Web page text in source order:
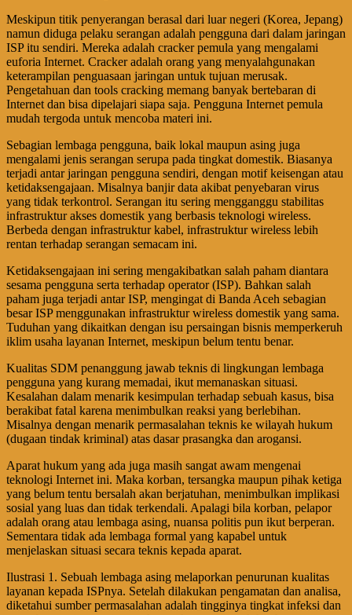
Meskipun titik penyerangan berasal dari luar negeri (Korea, Jepang)
namun diduga pelaku serangan adalah pengguna dari dalam jaringan
ISP itu sendiri. Mereka adalah cracker pemula yang mengalami
euforia Internet. Cracker adalah orang yang menyalahgunakan
keterampilan penguasaan jaringan untuk tujuan merusak.
Pengetahuan dan tools cracking memang banyak bertebaran di
Internet dan bisa dipelajari siapa saja. Pengguna Internet pemula
mudah tergoda untuk mencoba materi ini.
Sebagian lembaga pengguna, baik lokal maupun asing juga
mengalami jenis serangan serupa pada tingkat domestik. Biasanya
terjadi antar jaringan pengguna sendiri, dengan motif keisengan atau
ketidaksengajaan. Misalnya banjir data akibat penyebaran virus
yang tidak terkontrol. Serangan itu sering mengganggu stabilitas
infrastruktur akses domestik yang berbasis teknologi wireless.
Berbeda dengan infrastruktur kabel, infrastruktur wireless lebih
rentan terhadap serangan semacam ini.
Ketidaksengajaan ini sering mengakibatkan salah paham diantara
sesama pengguna serta terhadap operator (ISP). Bahkan salah
paham juga terjadi antar ISP, mengingat di Banda Aceh sebagian
besar ISP menggunakan infrastruktur wireless domestik yang sama.
Tuduhan yang dikaitkan dengan isu persaingan bisnis memperkeruh
iklim usaha layanan Internet, meskipun belum tentu benar.
Kualitas SDM penanggung jawab teknis di lingkungan lembaga
pengguna yang kurang memadai, ikut memanaskan situasi.
Kesalahan dalam menarik kesimpulan terhadap sebuah kasus, bisa
berakibat fatal karena menimbulkan reaksi yang berlebihan.
Misalnya dengan menarik permasalahan teknis ke wilayah hukum
(dugaan tindak kriminal) atas dasar prasangka dan arogansi.
Aparat hukum yang ada juga masih sangat awam mengenai
teknologi Internet ini. Maka korban, tersangka maupun pihak ketiga
yang belum tentu bersalah akan berjatuhan, menimbulkan implikasi
sosial yang luas dan tidak terkendali. Apalagi bila korban, pelapor
adalah orang atau lembaga asing, nuansa politis pun ikut berperan.
Sementara tidak ada lembaga formal yang kapabel untuk
menjelaskan situasi secara teknis kepada aparat.
Ilustrasi 1. Sebuah lembaga asing melaporkan penurunan kualitas
layanan kepada ISPnya. Setelah dilakukan pengamatan dan analisa,
diketahui sumber permasalahan adalah tingginya tingkat infeksi dan